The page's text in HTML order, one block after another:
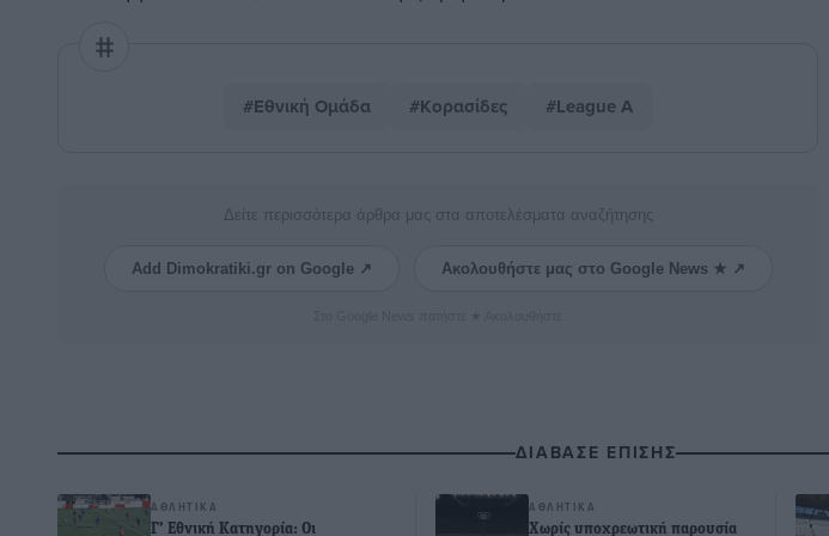
#Εθνική Ομάδα #Κορασίδες #League A
Δείτε περισσότερα άρθρα μας στα αποτελέσματα αναζήτησης
Add Dimokratiki.gr on Google ↗ Ακολουθήστε μας στο Google News ★ ↗
ΔΙΑΒΑΣΕ ΕΠΙΣΗΣ
ΑΘΛΗΤΙΚΆ
Γ’ Εθνική Κατηγορία: Οι
ΑΘΛΗΤΙΚΆ
Χωρίς υποχρεωτική παρουσία